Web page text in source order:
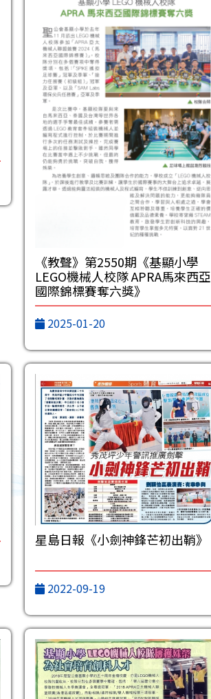
《教聲》第2550期《基顯小學
LEGO機械人校隊 APRA馬來西亞
國際錦標賽奪六獎》
2025-01-20
星島日報《小劍神鋒芒初出鞘》
2022-09-19